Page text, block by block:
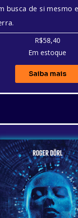
busca de si mesmo
R$58,40
Em estoque
Saiba mais